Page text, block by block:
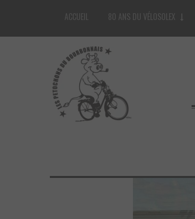
ACCUEIL 80 ANS DU VÉLOSOLEX